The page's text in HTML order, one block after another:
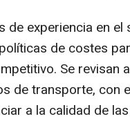
de experiencia en
de costes
Se revisan
de transporte, con
a la calidad de